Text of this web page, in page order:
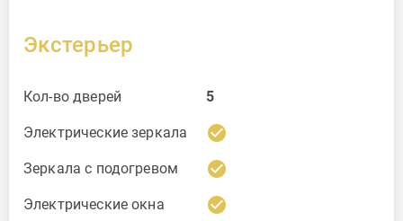
Экстерьер
Кол-во дверей 5
Электрические зеркала check_circle
Зеркала с подогревом check_circle
Электрические окна check_circle